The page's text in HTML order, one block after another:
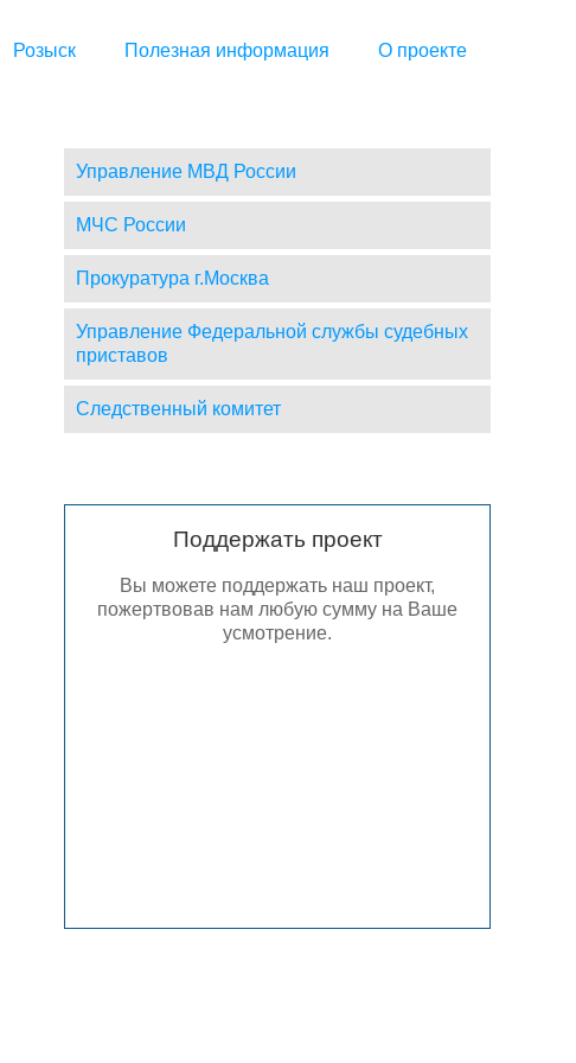
Розыск Полезная информация О проекте
Управление МВД России
МЧС России
Прокуратура г.Москва
Управление Федеральной службы судебных
приставов
Следственный комитет
Поддержать проект
Вы можете поддержать наш проект,
пожертвовав нам любую сумму на Ваше
усмотрение.